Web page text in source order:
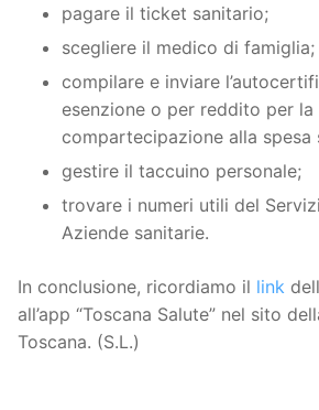
pagare il ticket sanitario;
scegliere il medico di famiglia;
compilare e inviare
esenzione o per reddito per la
compartecipazione alla spesa
gestire il taccuino personale;
trovare i numeri utili del
Aziende sanitarie.
In conclusione, ricordiamo il link
all’app “Toscana Salute” nel sito
Toscana. (S.L.)